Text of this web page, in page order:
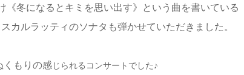
冬になるとキミを思い出す》という曲を書いている
カルラッティのソナタも弾かせていただきました。
くもりの感じられるコンサートでした♪